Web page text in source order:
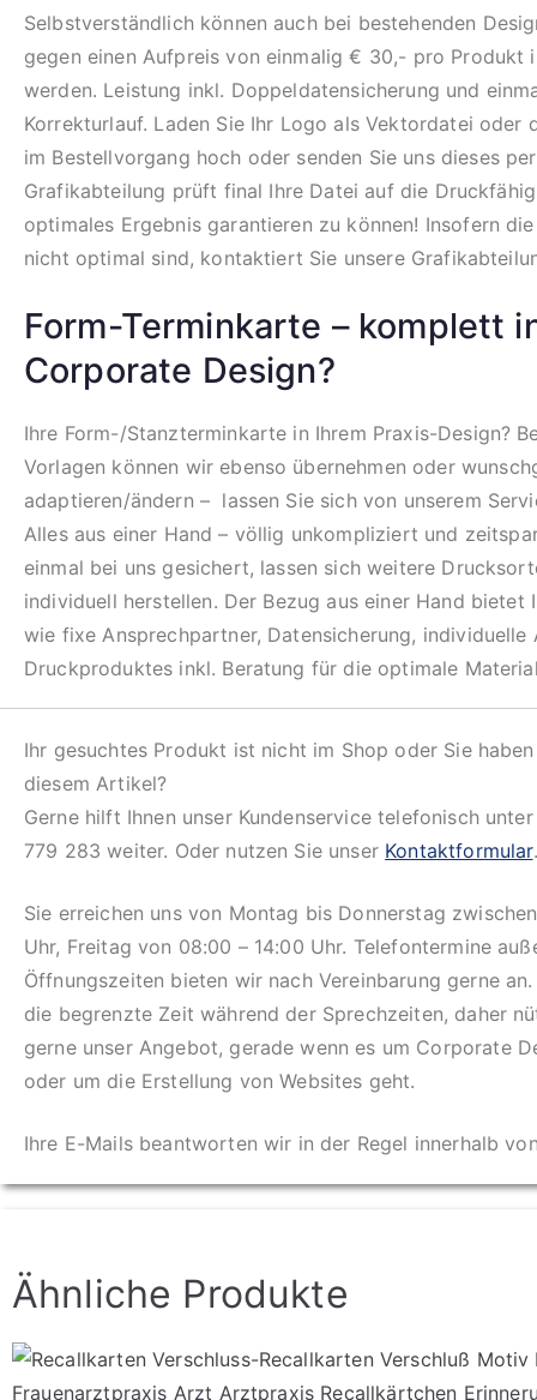
Selbstverständlich können auch bei bestehenden
gegen einen Aufpreis von einmalig € 30,- pro Produkt
werden. Leistung inkl. Doppeldatensicherung und
Korrekturlauf. Laden Sie Ihr Logo als Vektordatei oder
im Bestellvorgang hoch oder senden Sie uns dieses
Grafikabteilung prüft final Ihre Datei auf die
optimales Ergebnis garantieren zu können! Insofern
nicht optimal sind, kontaktiert Sie unsere
Form-Terminkarte – komplett
Corporate Design?
Ihre Form-/Stanzterminkarte in Ihrem Praxis-Design?
Vorlagen können wir ebenso übernehmen oder
adaptieren/ändern – lassen Sie sich von unserem
Alles aus einer Hand – völlig unkompliziert und
einmal bei uns gesichert, lassen sich weitere
individuell herstellen. Der Bezug aus einer Hand bietet
wie fixe Ansprechpartner, Datensicherung, individuelle
Druckproduktes inkl. Beratung für die optimale
Ihr gesuchtes Produkt ist nicht im Shop oder Sie
diesem Artikel?
Gerne hilft Ihnen unser Kundenservice telefonisch
779 283 weiter. Oder nutzen Sie unser Kontaktformular.
Sie erreichen uns von Montag bis Donnerstag
Uhr, Freitag von 08:00 – 14:00 Uhr. Telefontermine
Öffnungszeiten bieten wir nach Vereinbarung gerne
die begrenzte Zeit während der Sprechzeiten, daher
gerne unser Angebot, gerade wenn es um Corporate
oder um die Erstellung von Websites geht.
Ihre E-Mails beantworten wir in der Regel innerhalb
Ähnliche Produkte